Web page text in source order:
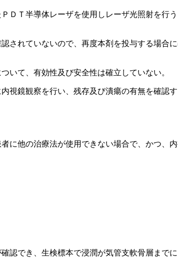
Ｔ半導体レーザを使用しレーザ光照射を行
れていないので、再度本剤を投与する場合
いて、有効性及び安全性は確立していない。
鏡観察を行い、残存及び潰瘍の有無を確認
他の治療法が使用できない場合で、かつ、
でき、生検標本で浸潤が気管支軟骨層まで